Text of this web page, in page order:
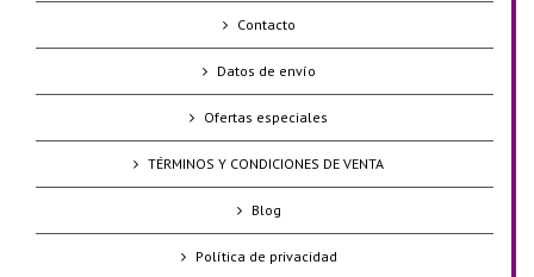
Contacto
Datos de envío
Ofertas especiales
TÉRMINOS Y CONDICIONES DE VENTA
Blog
Política de privacidad